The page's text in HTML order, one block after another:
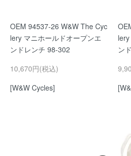
OEM 94537-26 W&W The Cyc
lery マニホールドオープンエ
ンドレンチ 98-302
10,670円(税込)
[W&W Cycles]
ン